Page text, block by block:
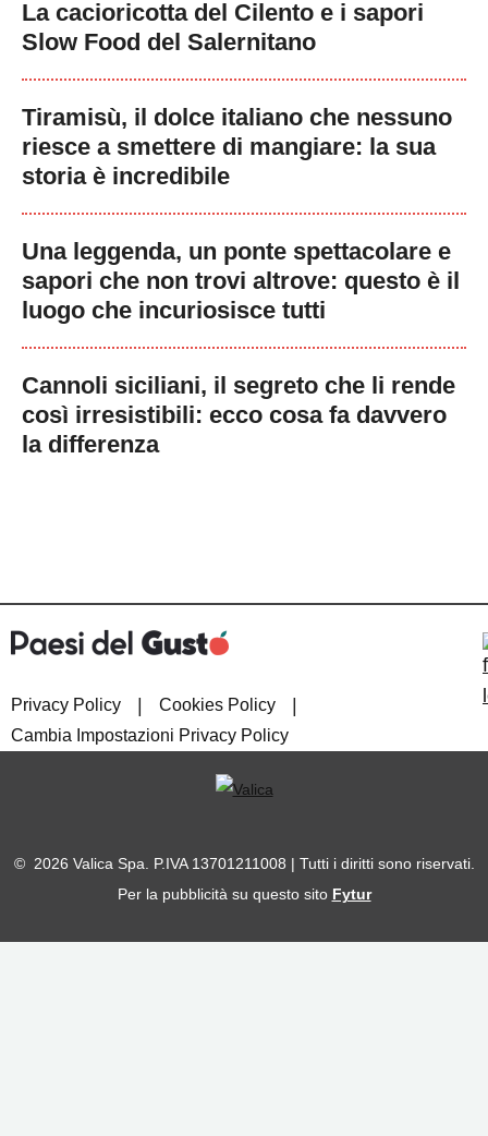
La cacioricotta del Cilento e i sapori
Slow Food del Salernitano
Tiramisù, il dolce italiano che nessuno
riesce a smettere di mangiare: la sua
storia è incredibile
Una leggenda, un ponte spettacolare e
sapori che non trovi altrove: questo è il
luogo che incuriosisce tutti
Cannoli siciliani, il segreto che li rende
così irresistibili: ecco cosa fa davvero
la differenza
Privacy Policy Cookies Policy
Cambia Impostazioni Privacy Policy
© 2026 Valica Spa. P.IVA 13701211008 | Tutti i diritti sono riservati.
Per la pubblicità su questo sito Fytur